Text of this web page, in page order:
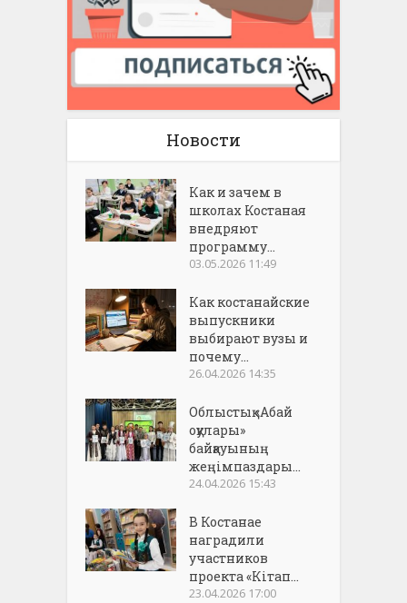
Новости
Как и зачем в
школах Костаная
внедряют
программу...
03.05.2026 11:49
Как костанайские
выпускники
выбирают вузы и
почему...
26.04.2026 14:35
Облыстық «Абай
оқулары»
байқауының
жеңімпаздары...
24.04.2026 15:43
В Костанае
наградили
участников
проекта «Кітап...
23.04.2026 17:00